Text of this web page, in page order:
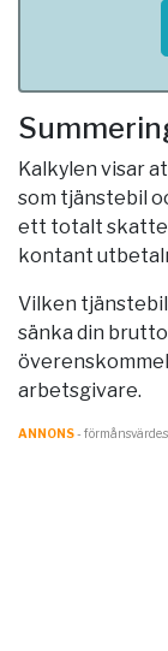
Kalkylen visar
som tjänstebil
ett totalt
kontant
Vilken
sänka din
arbetsgivare.
ANNONS-